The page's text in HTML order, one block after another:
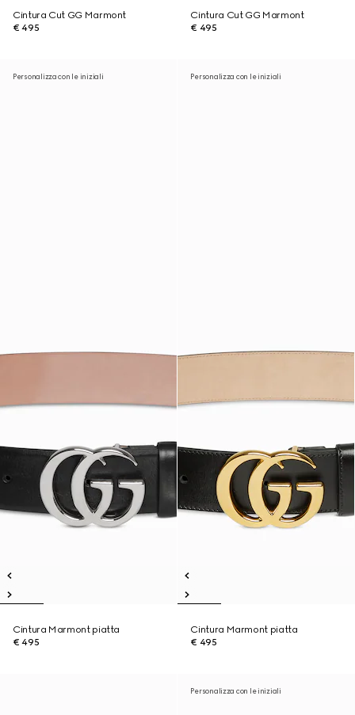
Cintura Cut GG Marmont
€ 495
Cintura Cut GG Marmont
€ 495
Personalizza con le iniziali
Cintura Marmont piatta
€ 495
Personalizza con le iniziali
Cintura Marmont piatta
€ 495
Personalizza con le iniziali